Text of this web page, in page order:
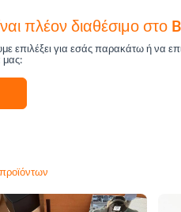
πλέον διαθέσιμο στο
επιλέξει για εσάς παρακάτω ή να
μας: